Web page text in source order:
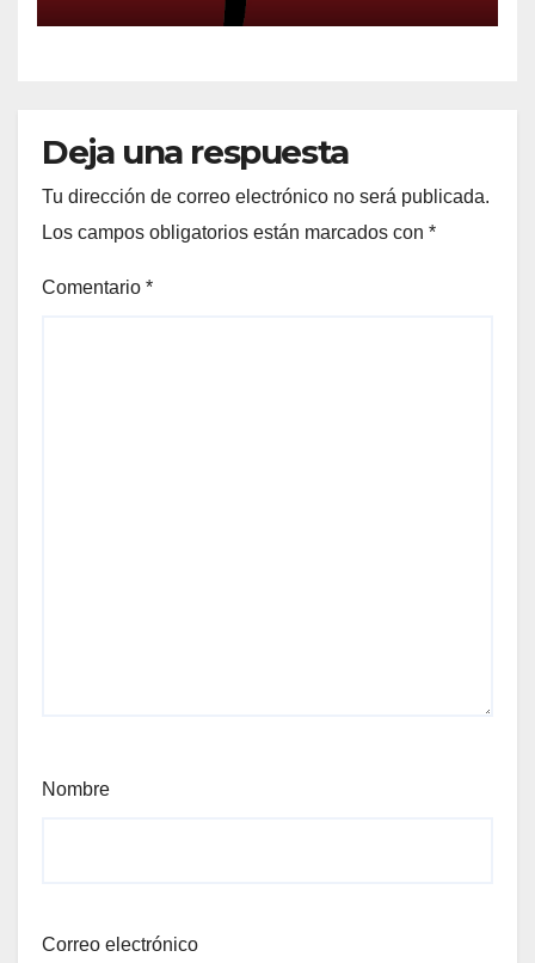
Deja una respuesta
Tu dirección de correo electrónico no será publicada.
Los campos obligatorios están marcados con *
Comentario *
Nombre
Correo electrónico